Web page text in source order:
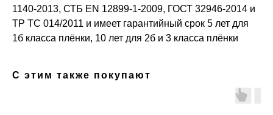
1140-2013, СТБ ЕN 12899-1-2009, ГОСТ 32946-2014 и
ТР ТС 014/2011 и имеет гарантийный срок 5 лет для
1б класса плёнки, 10 лет для 2б и 3 класса плёнки
С этим также покупают